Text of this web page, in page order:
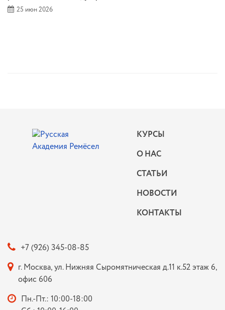
25 июн 2026
КУРСЫ
О НАС
СТАТЬИ
НОВОСТИ
КОНТАКТЫ
+7 (926) 345-08-85
г. Москва, ул. Нижняя Сыромятническая д.11 к.52 этаж 6,
офис 606
Пн.-Пт.: 10:00-18:00